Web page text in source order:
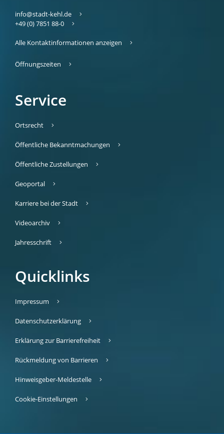
info@stadt-kehl.de
+49 (0) 7851 88-0
Alle Kontaktinformationen anzeigen
Öffnungszeiten
Service
Ortsrecht
Öffentliche Bekanntmachungen
Öffentliche Zustellungen
Geoportal
Karriere bei der Stadt
Videoarchiv
Jahresschrift
Quicklinks
Impressum
Datenschutzerklärung
Erklärung zur Barrierefreiheit
Rückmeldung von Barrieren
Hinweisgeber-Meldestelle
Cookie-Einstellungen